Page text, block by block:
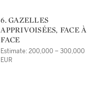
6. GAZELLES
APPRIVOISÉES, FACE À
FACE
Estimate: 200,000 – 300,000
EUR